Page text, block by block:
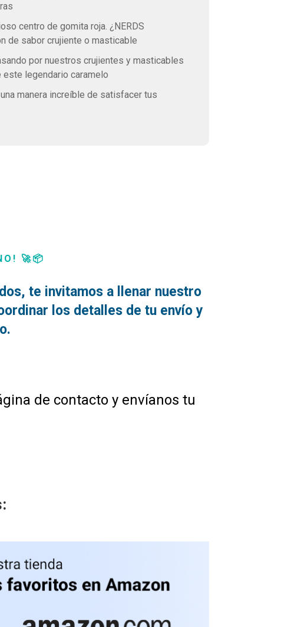
centro de gomita roja. ¿NERDS
de sabor crujiente o masticable
por nuestros crujientes y masticables
este legendario caramelo
manera increíble de satisfacer tus
🚀📦
te invitamos a llenar nuestro
los detalles de tu envío y
de contacto y envíanos tu